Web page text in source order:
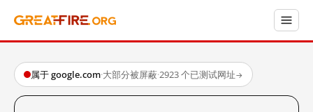
属于 google.com·大部分被屏蔽·2923 个已测试网址→